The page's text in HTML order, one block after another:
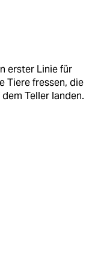
erster Linie für
Tiere fressen, die
Teller landen.